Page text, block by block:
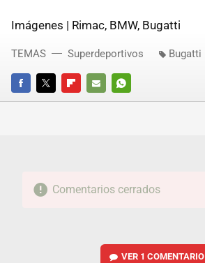
Imágenes | Rimac, BMW, Bugatti
FACEBOOKTWITTERFLIPBOARD
E-
WHATSAPP
TEMAS Superdeportivos Bugatti
Comentarios cerrados
VER 1 COMENTARIO